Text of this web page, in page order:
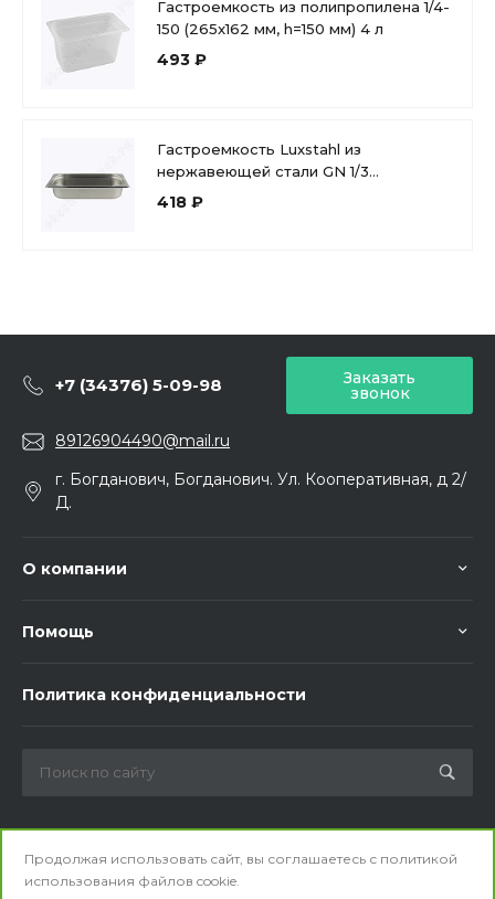
Гастроемкость из полипропилена 1/4-
150 (265x162 мм, h=150 мм) 4 л
493 ₽
Гастроемкость Luxstahl из
нержавеющей стали GN 1/3
327х176х65 мм
418 ₽
+7 (34376) 5-09-98 Заказать
звонок
89126904490@mail.ru
г. Богданович, Богданович. Ул. Кооперативная, д 2/
Д.
О компании
Помощь
Политика конфиденциальности
Мы в соц. сетях
Продолжая использовать сайт, вы соглашаетесь с политикой
использования файлов cookie.